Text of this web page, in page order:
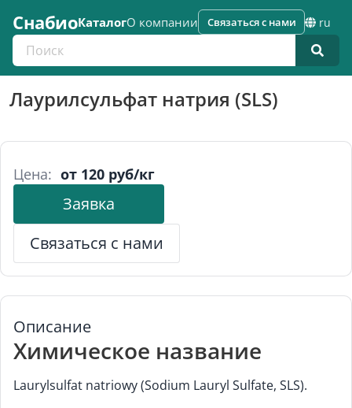
СнабиоКаталогО компании
Поиск по каталогу
Связаться с нами ru
Лаурилсульфат натрия (SLS)
Цена: от 120 руб/кг
Заявка
Связаться с нами
Описание
Химическое название
Laurylsulfat natriowy (Sodium Lauryl Sulfate, SLS).